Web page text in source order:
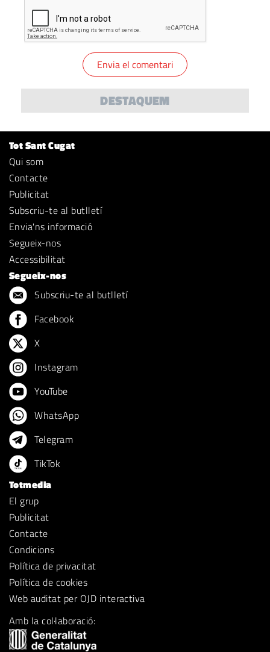
DESTAQUEM
Tot Sant Cugat
Qui som
Contacte
Publicitat
Subscriu-te al butlletí
Envia'ns informació
Segueix-nos
Accessibilitat
Segueix-nos
Subscriu-te al butlletí
Facebook
X
Instagram
YouTube
WhatsApp
Telegram
TikTok
Totmedia
El grup
Publicitat
Contacte
Condicions
Política de privacitat
Política de cookies
Web auditat per OJD interactiva
Amb la col·laboració: